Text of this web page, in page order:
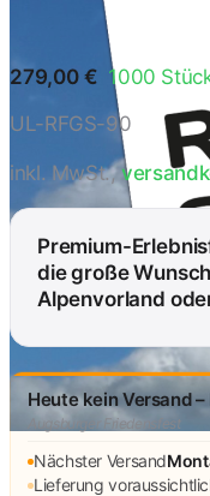
279,00€ 1000
UL-RFGS-90
inkl. MwSt.,
Premium-
die große
Alpenvorland
Heute kein Versand
Augsburger Friedensfest
Nächster Versand
Lieferung